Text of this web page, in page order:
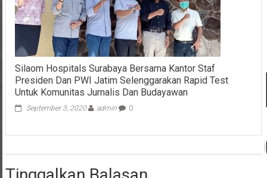
Silaom Hospitals Surabaya Bersama Kantor Staf
Presiden Dan PWI Jatim Selenggarakan Rapid Test
Untuk Komunitas Jurnalis Dan Budayawan
September 3, 2020 admin 0